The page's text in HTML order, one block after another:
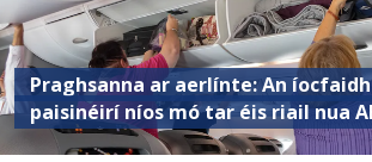
Praghsanna ar aerlínte: An
paisinéirí níos mó tar éis riail nua